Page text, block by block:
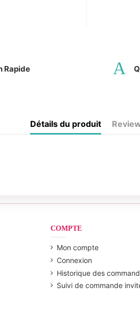
Rapide
Détails du produit
COMPTE
Mon compte
Connexion
Historique des
Suivi de commande